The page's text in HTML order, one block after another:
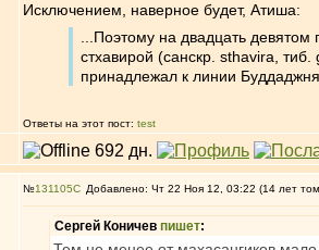
Исключением, наверное будет, Атиша:
...Поэтому на двадцать
стхавирой (санскр. sthavira,
принадлежал к линии
Ответы на этот пост: test
№131105 Добавлено: Чт 22 Ноя 12, 03:22 (14 лет
Сергей Коничев пишет: